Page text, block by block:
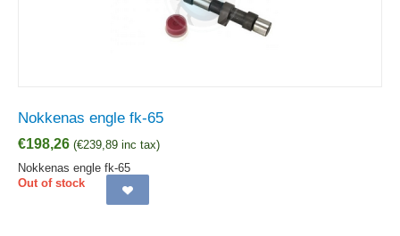
Nokkenas engle fk-65
€198,26 (€239,89 inc tax)
Nokkenas engle fk-65
Out of stock